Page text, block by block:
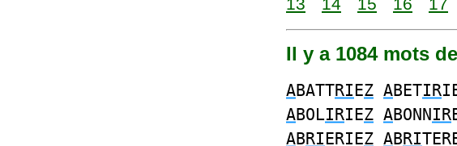
Il y a 1084 mots
ABATTRIEZ ABETIR
ABOLIRIEZ ABONNIR
ABRIERIEZ ABRI